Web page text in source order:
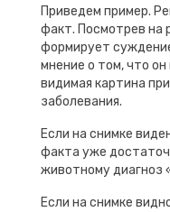
Приведем пример.
факт. Посмотрев на
формирует
мнение о том, что он
видимая картина
заболевания.
Если на снимке
факта уже
животному диагноз
Если на снимке